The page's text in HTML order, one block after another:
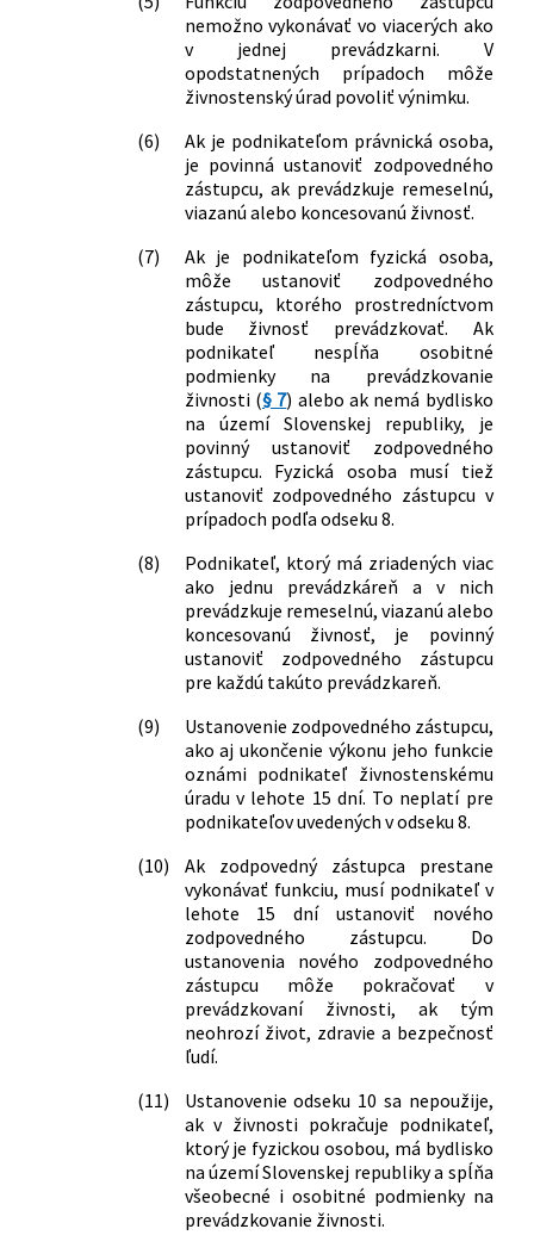
obyvateľstva v znení neskorších
predpisov a ktorým sa menia a
dopĺňajú niektoré zákony
Zákon o energetike a o zmene a
doplnení niektorých zákonov
314/2012 Z. z.
Zákon o pravidelnej kontrole
vykurovacích systémov a
klimatizačných systémov a o zmene
zákona č. 455/1991 Zb. o
živnostenskom podnikaní
(živnostenský zákon) v znení
neskorších predpisov
Zákon o ochrane ozónovej vrstvy Zeme
a o zmene a doplnení niektorých
zákonov
Zákon, o environmentálnom overovaní
a registrácii organizácií v schéme
Európskej únie pre environmentálne
manažérstvo a audit a o zmene a
doplnení niektorých zákonov
Zákon, ktorým sa mení a dopĺňa zákon
č. 15/2005 Z. z. o ochrane druhov voľne
žijúcich živočíchov a voľne rastúcich
rastlín reguláciou obchodu s nimi a o
zmene a doplnení niektorých zákonov
v znení neskorších predpisov a ktorým
sa menia a dopĺňajú niektoré zákony
39/2013 Z. z.
Zákon o integrovanej prevencii a
kontrole znečisťovania životného
prostredia a o zmene a doplnení
niektorých zákonov
Zákon o puncovníctve a skúšaní
zmene niektorých zákonov
Zákon, ktorým sa mení a dopĺňa zákon
č. 25/2006 Z. z. o verejnom obstarávaní
a o zmene a doplnení niektorých
zákonov v znení neskorších predpisov a
o zmene zákona č. 455/1991 Zb. o
živnostenskom podnikaní
(živnostenský zákon) v znení
180/2013 Z. z.
Zákon o organizácii miestnej štátnej
správy a o zmene a doplnení niektorých
zákonov
Zákon o núdzových zásobách ropy a
ropných výrobkov a o riešení stavu
nemožno vykonávať vo viacerých ako
v jednej prevádzkarni. V
opodstatnených prípadoch môže
živnostenský úrad povoliť výnimku.
(6)
Ak je podnikateľom právnická osoba,
je povinná ustanoviť zodpovedného
zástupcu, ak prevádzkuje remeselnú,
viazanú alebo koncesovanú živnosť.
(7)
Ak je podnikateľom fyzická osoba,
môže ustanoviť zodpovedného
zástupcu, ktorého prostredníctvom
bude živnosť prevádzkovať. Ak
podnikateľ nespĺňa osobitné
podmienky na prevádzkovanie
živnosti (§ 7) alebo ak nemá bydlisko
na území Slovenskej republiky, je
povinný ustanoviť zodpovedného
zástupcu. Fyzická osoba musí tiež
ustanoviť zodpovedného zástupcu v
prípadoch podľa odseku 8.
(8)
Podnikateľ, ktorý má zriadených viac
ako jednu prevádzkáreň a v nich
prevádzkuje remeselnú, viazanú alebo
koncesovanú živnosť, je povinný
ustanoviť zodpovedného zástupcu
pre každú takúto prevádzkareň.
(9)
Ustanovenie zodpovedného zástupcu,
ako aj ukončenie výkonu jeho funkcie
oznámi podnikateľ živnostenskému
úradu v lehote 15 dní. To neplatí pre
podnikateľov uvedených v odseku 8.
(10)
Ak zodpovedný zástupca prestane
vykonávať funkciu, musí podnikateľ v
lehote 15 dní ustanoviť nového
zodpovedného zástupcu. Do
ustanovenia nového zodpovedného
zástupcu môže pokračovať v
prevádzkovaní živnosti, ak tým
neohrozí život, zdravie a bezpečnosť
ľudí.
(11)
Ustanovenie odseku 10 sa nepoužije,
ak v živnosti pokračuje podnikateľ,
ktorý je fyzickou osobou, má bydlisko
na území Slovenskej republiky a spĺňa
všeobecné i osobitné podmienky na
prevádzkovanie živnosti.